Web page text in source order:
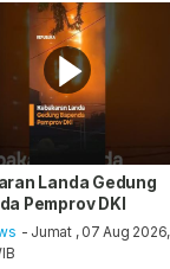
Landa Gedung
Pemprov DKI
- Jumat , 07 Aug 2026,